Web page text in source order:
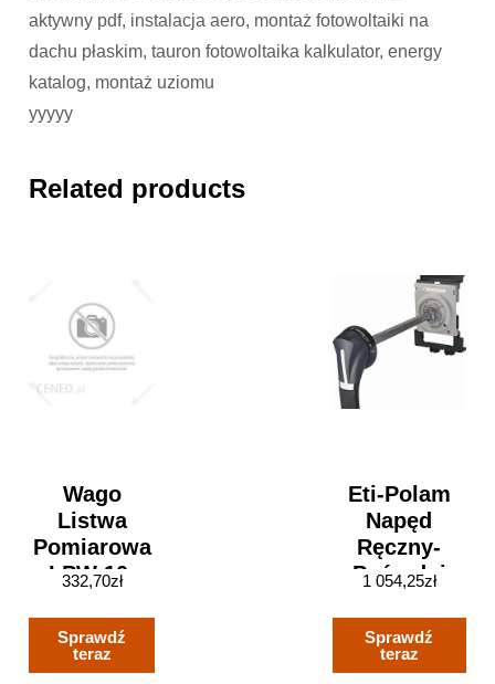
aktywny pdf, instalacja aero, montaż fotowoltaiki na
dachu płaskim, tauron fotowoltaika kalkulator, energy
katalog, montaż uziomu
yyyyy
Related products
Wago
Listwa
Pomiarowa
LPW 10-
847-767
332,70zł
Sprawdź
teraz
Eti-Polam
Napęd
Ręczny-
Pośredni
Czarny
004671231
1 054,25zł
Sprawdź
teraz